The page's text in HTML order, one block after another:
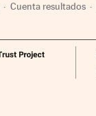
Cuenta resultados